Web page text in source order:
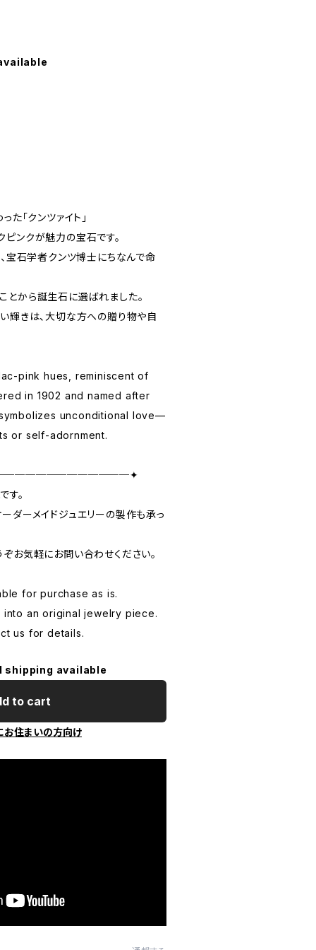
「クンツァイト」
ンクが魅力の宝石です。
宝石学者クンツ博士にちなんで命
とから誕生石に選ばれました。
輝きは、大切な方への贈り物や自
pink hues, reminiscent of
in 1902 and named after
unconditional love—
or self-adornment.
す。
ダーメイドジュエリーの製作も承っ
お気軽にお問い合わせください。
for purchase as is.
an original jewelry piece.
us for details.
shipping available
to cart
お住まいの方向け